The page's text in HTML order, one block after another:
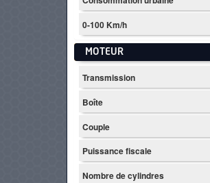
0-100 Km/h
MOTEUR
Transmission
Boîte
Couple
Puissance fiscale
Nombre de cylindres